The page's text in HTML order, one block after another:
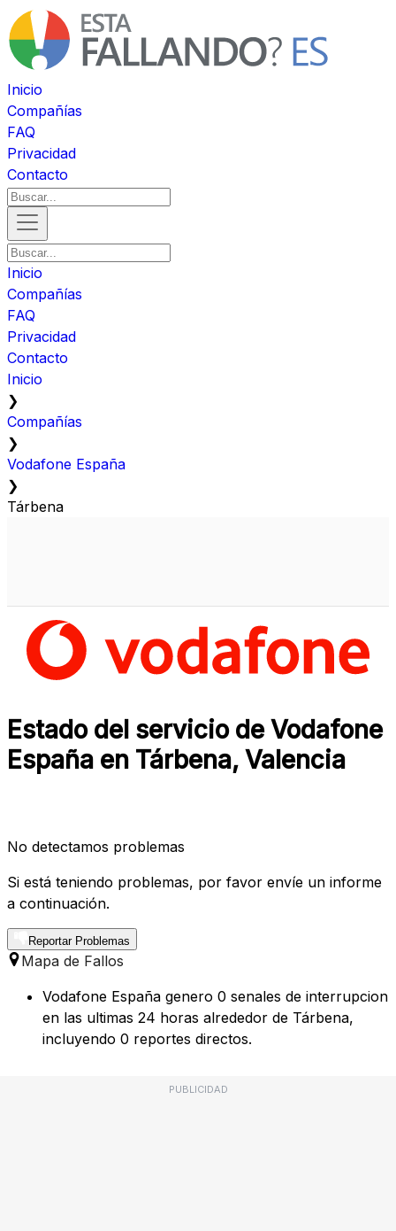
Inicio
Compañías
FAQ
Privacidad
Contacto
Inicio
Compañías
FAQ
Privacidad
Contacto
Inicio
❯
Compañías
❯
Vodafone España
❯
Tárbena
Estado del servicio de Vodafone
España en Tárbena, Valencia
No detectamos problemas
Si está teniendo problemas, por favor envíe un informe
a continuación.
Reportar Problemas
Mapa de Fallos
Vodafone España genero 0 senales de interrupcion
en las ultimas 24 horas alrededor de Tárbena,
incluyendo 0 reportes directos.
PUBLICIDAD